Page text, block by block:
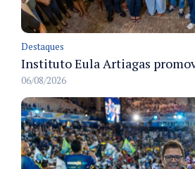
Destaques
06/08/2026